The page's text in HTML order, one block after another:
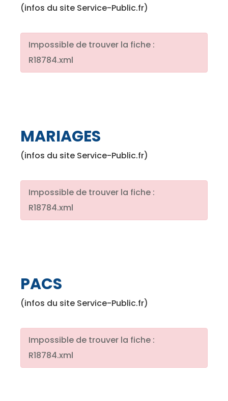
(infos du site Service-Public.fr)
Impossible de trouver la fiche :
R18784.xml
MARIAGES
(infos du site Service-Public.fr)
Impossible de trouver la fiche :
R18784.xml
PACS
(infos du site Service-Public.fr)
Impossible de trouver la fiche :
R18784.xml